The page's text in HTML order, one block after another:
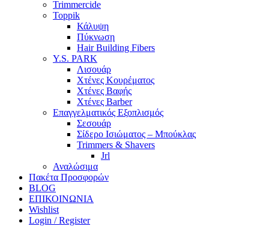
Trimmercide
Toppik
Κάλυψη
Πύκνωση
Hair Building Fibers
Y.S. PARK
Λισουάρ
Χτένες Κουρέματος
Χτένες Βαφής
Χτένες Barber
Επαγγελματικός Εξοπλισμός
Σεσουάρ
Σίδερο Ισιώματος – Μπούκλας
Trimmers & Shavers
Jrl
Αναλώσιμα
Πακέτα Προσφορών
BLOG
ΕΠΙΚΟΙΝΩΝΙΑ
Wishlist
Login / Register